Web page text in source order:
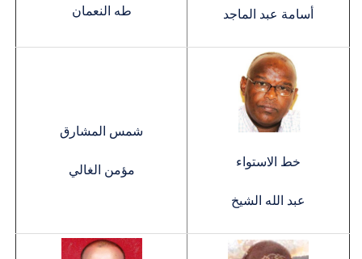
أسامة عبد الماجد طه النعمان
خط الاستواء
عبد الله الشيخ
شمس المشارق
مؤمن الغالي